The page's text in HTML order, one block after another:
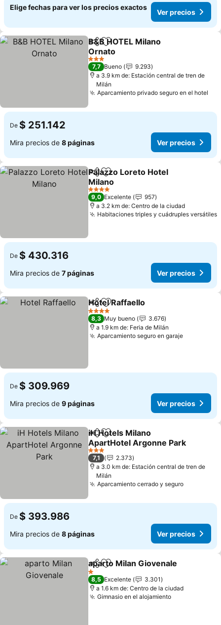
Elige fechas para ver los precios exactos
Ver precios
CompartirAgregar a favoritos
B&B HOTEL Milano
Ornato
Ver precios
3 Estrellas
7,7 Bueno
9.293
a 3.9 km de: Estación central de tren de
Milán
Aparcamiento privado seguro en el hotel
De $ 251.142
Mira precios de 8 páginas Ver precios
CompartirAgregar a favoritos
Palazzo Loreto Hotel
Milano
Ver precios
4 Estrellas
9,0 Excelente
957
a 3.2 km de: Centro de la ciudad
Habitaciones triples y cuádruples versátiles
De $ 430.316
Mira precios de 7 páginas Ver precios
CompartirAgregar a favoritos
Hotel Raffaello
4 Estrellas
8,3 Muy bueno
3.676
a 1.9 km de: Feria de Milán
Aparcamiento seguro en garajeVer
De $ 309.969
Mira precios de 9 páginas Ver precios
CompartirAgregar a favoritos
iH Hotels Milano
ApartHotel Argonne Park
Ver precios
3 Estrellas
7,1
2.373
a 3.0 km de: Estación central de tren de
Milán
Aparcamiento cerrado y seguroVer
De $ 393.986
Mira precios de 8 páginas Ver precios
CompartirAgregar a favoritos
aparto Milan Giovenale
1 Estrellas
8,5 Excelente
3.301
a 1.6 km de: Centro de la ciudad
Gimnasio en el alojamientoVer precios